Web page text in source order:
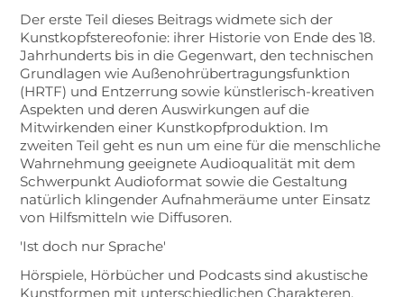
Der erste Teil dieses Beitrags widmete sich der
Kunstkopfstereofonie: ihrer Historie von Ende des 18.
Jahrhunderts bis in die Gegenwart, den technischen
Grundlagen wie Außenohrübertragungsfunktion
(HRTF) und Entzerrung sowie künstlerisch-kreativen
Aspekten und deren Auswirkungen auf die
Mitwirkenden einer Kunstkopfproduktion. Im
zweiten Teil geht es nun um eine für die menschliche
Wahrnehmung geeignete Audioqualität mit dem
Schwerpunkt Audioformat sowie die Gestaltung
natürlich klingender Aufnahmeräume unter Einsatz
von Hilfsmitteln wie Diffusoren.
'Ist doch nur Sprache'
Hörspiele, Hörbücher und Podcasts sind akustische
Kunstformen mit unterschiedlichen Charakteren,